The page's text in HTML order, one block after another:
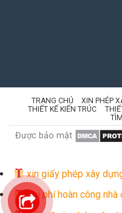
TRANG CHỦ XIN PHÉP
THIẾT KẾ KIẾN TRÚC
Được bảo mật
xin giấy phép xây
Chi phí hoàn công nhà